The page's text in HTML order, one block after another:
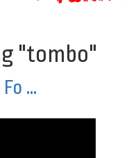
"tombo"
…